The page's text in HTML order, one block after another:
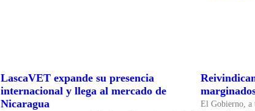
LascaVET expande su presencia
internacional y llega al mercado de
Nicaragua
El Gobierno, a